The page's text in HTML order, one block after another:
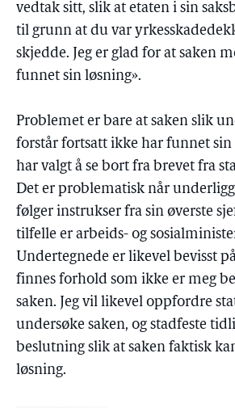
vedtak sitt, slik at etaten i sin
til grunn at du var
skjedde. Jeg er glad for at saken
funnet sin løsning».
Problemet er bare at saken slik
forstår fortsatt ikke har funnet sin
har valgt å se bort fra brevet fra
Det er problematisk når
følger instrukser fra sin øverste
tilfelle er arbeids- og
Undertegnede er likevel bevisst
finnes forhold som ikke er meg
saken. Jeg vil likevel oppfordre
undersøke saken, og stadfeste
beslutning slik at saken faktisk
løsning.